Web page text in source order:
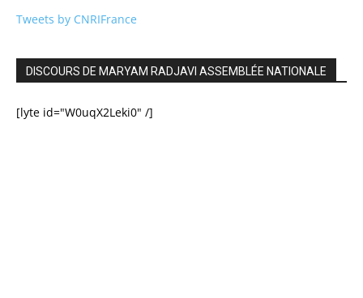
Tweets by CNRIFrance
DISCOURS DE MARYAM RADJAVI ASSEMBLÉE NATIONALE
[lyte id="W0uqX2Leki0" /]